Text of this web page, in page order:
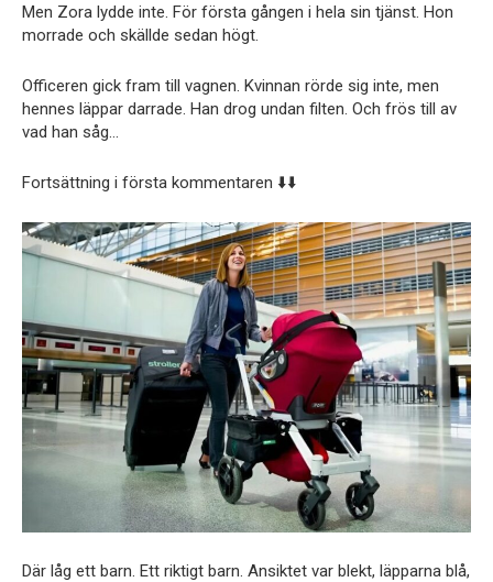
Men Zora lydde inte. För första gången i hela sin tjänst. Hon
morrade och skällde sedan högt.
Officeren gick fram till vagnen. Kvinnan rörde sig inte, men
hennes läppar darrade. Han drog undan filten. Och frös till av
vad han såg…
Fortsättning i första kommentaren ⬇️⬇️
Där låg ett barn. Ett riktigt barn. Ansiktet var blekt, läpparna blå,